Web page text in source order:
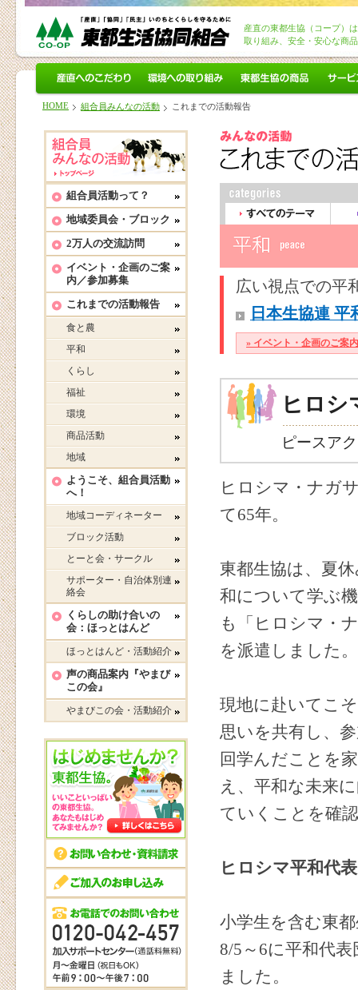
産直の東都生協（コープ）
取り組み、安全・安心な商
産直へのこだわり 環境への取り組み 東都生協の商品
HOME 組合員みんなの活動 これまでの活動報告
すべてのテーマ
広い視点での平
日本生協連
» イベント・企画のご案
ヒロシ
ピースア
ヒロシマ・ナガ
て65年。
東都生協は、夏
和について学ぶ
も「ヒロシマ・
を派遣しました。
現地に赴いてこ
思いを共有し、
回学んだことを
え、平和な未来
ていくことを確
ヒロシマ平和代
小学生を含む東
8/5～6に平和代
ました。
組合員活動って？
地域委員会・ブロック
2万人の交流訪問
イベント・企画のご案
内／参加募集
これまでの活動報告
食と農
平和
くらし
福祉
環境
商品活動
地域
ようこそ、組合員活動
へ！
地域コーディネーター
ブロック活動
とーと会・サークル
サポーター・自治体別連
絡会
くらしの助け合いの
会：ほっとはんど
ほっとはんど・活動紹介
声の商品案内『やまび
この会』
やまびこの会・活動紹介